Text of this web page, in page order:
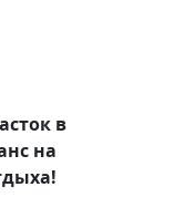
в
на